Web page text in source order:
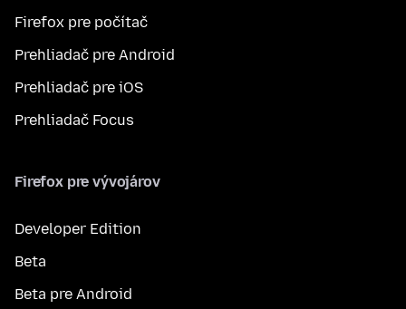
Firefox pre počítač
Prehliadač pre Android
Prehliadač pre iOS
Prehliadač Focus
Firefox pre vývojárov
Developer Edition
Beta
Beta pre Android